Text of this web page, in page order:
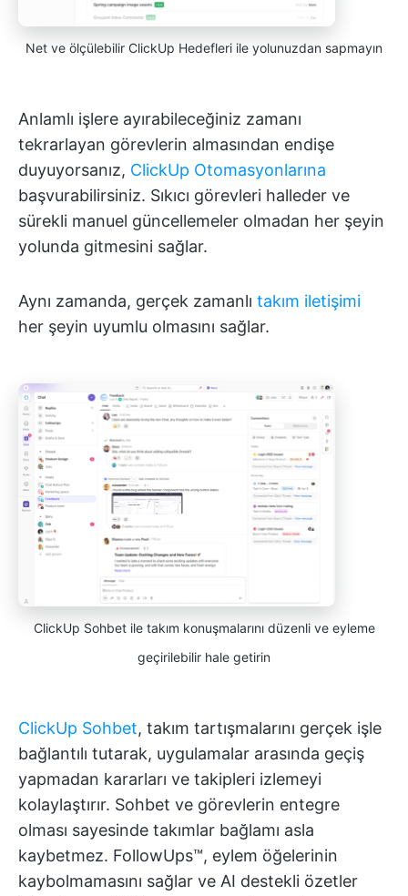
Net ve ölçülebilir ClickUp Hedefleri ile yolunuzdan sapmayın
Anlamlı işlere ayırabileceğiniz zamanı
tekrarlayan görevlerin almasından endişe
duyuyorsanız, ClickUp Otomasyonlarına
başvurabilirsiniz. Sıkıcı görevleri halleder ve
sürekli manuel güncellemeler olmadan her şeyin
yolunda gitmesini sağlar.
Aynı zamanda, gerçek zamanlı takım iletişimi
her şeyin uyumlu olmasını sağlar.
ClickUp Sohbet ile takım konuşmalarını düzenli ve eyleme
geçirilebilir hale getirin
ClickUp Sohbet, takım tartışmalarını gerçek işle
bağlantılı tutarak, uygulamalar arasında geçiş
yapmadan kararları ve takipleri izlemeyi
kolaylaştırır. Sohbet ve görevlerin entegre
olması sayesinde takımlar bağlamı asla
kaybetmez. FollowUps™, eylem öğelerinin
kaybolmamasını sağlar ve AI destekli özetler